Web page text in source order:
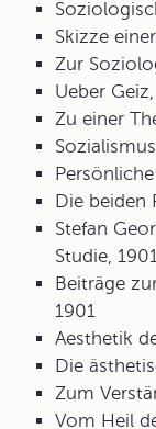
Skizze
Zur
Ueber
Zu einer
Die beiden
Stefan
Studie,
Beiträge
1901
Aesthetik
Die
Zum
Vom Heil